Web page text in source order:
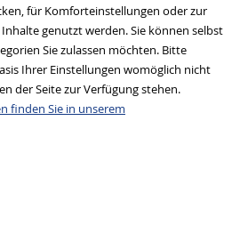
für Komforteinstellungen oder zur
genutzt werden. Sie können selbst
Sie zulassen möchten. Bitte
Ihrer Einstellungen womöglich nicht
der Seite zur Verfügung stehen.
finden Sie in unserem